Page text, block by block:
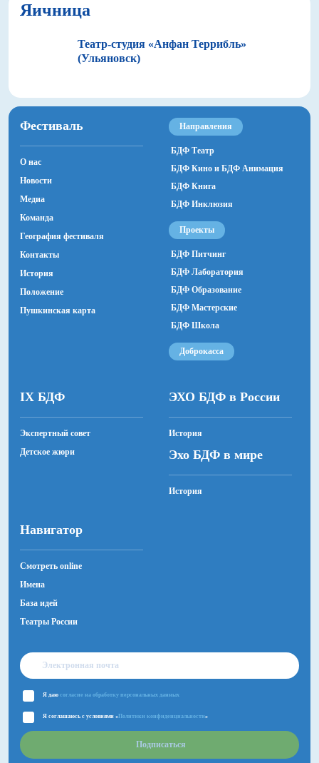
Яичница
Театр-студия «Анфан Террибль»
(Ульяновск)
Фестиваль
О нас
Новости
Медиа
Команда
География фестиваля
Контакты
История
Положение
Пушкинская карта
Направления
БДФ Театр
БДФ Кино и БДФ Анимация
БДФ Книга
БДФ Инклюзия
Проекты
БДФ Питчинг
БДФ Лаборатория
БДФ Образование
БДФ Мастерские
БДФ Школа
Доброкасса
IX БДФ
Экспертный совет
Детское жюри
ЭХО БДФ в России
История
Эхо БДФ в мире
История
Навигатор
Смотреть online
Имена
База идей
Театры России
Я даю согласие на обработку персональных данных
Я соглашаюсь с условиями « Политики конфиденциальности»
Подписаться